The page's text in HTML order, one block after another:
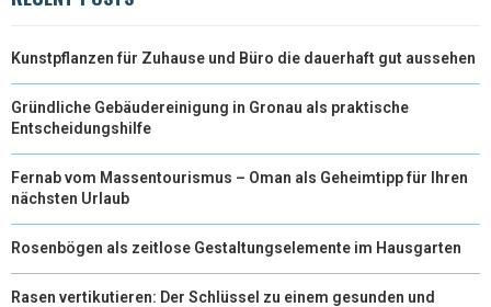
Kunstpflanzen für Zuhause und Büro die dauerhaft gut aussehen
Gründliche Gebäudereinigung in Gronau als praktische
Entscheidungshilfe
Fernab vom Massentourismus – Oman als Geheimtipp für Ihren
nächsten Urlaub
Rosenbögen als zeitlose Gestaltungselemente im Hausgarten
Rasen vertikutieren: Der Schlüssel zu einem gesunden und